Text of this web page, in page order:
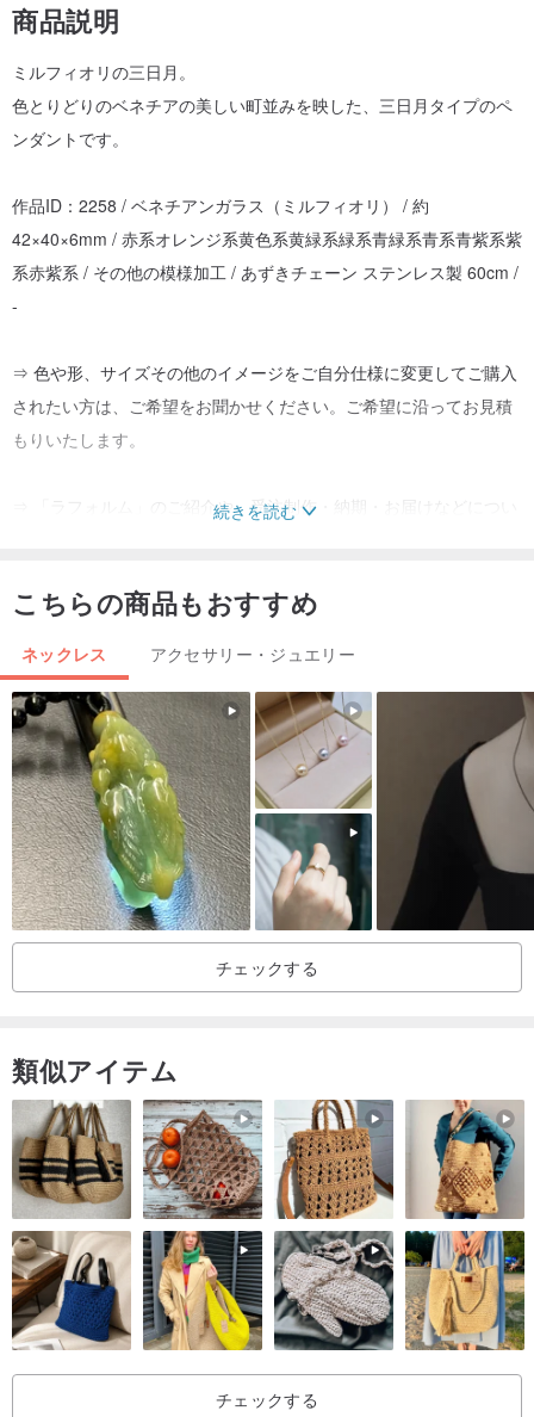
商品説明
ミルフィオリの三日月。
色とりどりのベネチアの美しい町並みを映した、三日月タイプのペ
ンダントです。
作品ID：2258 / ベネチアンガラス（ミルフィオリ） / 約
42×40×6mm / 赤系オレンジ系黄色系黄緑系緑系青緑系青系青紫系紫
系赤紫系 / その他の模様加工 / あずきチェーン ステンレス製 60cm /
-
⇒ 色や形、サイズその他のイメージをご自分仕様に変更してご購入
されたい方は、ご希望をお聞かせください。ご希望に沿ってお見積
もりいたします。
⇒ 「ラフォルム」のご紹介や、受注制作・納期・お届けなどについ
秋香るハンドメイド2016
続きを読む
こちらの商品もおすすめ
ネックレス アクセサリー・ジュエリー
チェックする
類似アイテム
チェックする